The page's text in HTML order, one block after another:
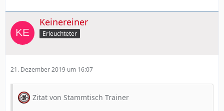
Keinereiner
Erleuchteter
21. Dezember 2019 um 16:07
Zitat von Stammtisch Trainer